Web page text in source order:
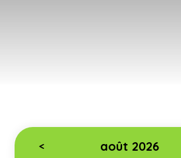
< août 2026